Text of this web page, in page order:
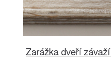
Zarážka dveří